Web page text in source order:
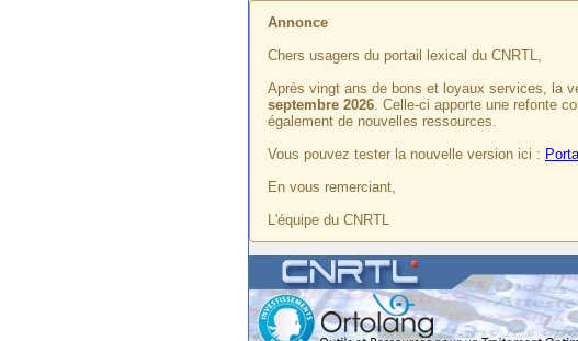
Annonce
Chers usagers du portail lexical du CNRTL,
Après vingt ans de bons et loyaux services, la
septembre 2026. Celle-ci apporte une refonte
également de nouvelles ressources.
Vous pouvez tester la nouvelle version ici :
En vous remerciant,
L'équipe du CNRTL